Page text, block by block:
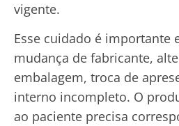
vigente.
Esse cuidado é importante
mudança de fabricante,
embalagem, troca de
interno incompleto. O
ao paciente precisa